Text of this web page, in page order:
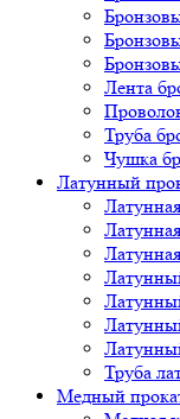
Лента
Труба
Чушка
Латунный
Труба
Медный